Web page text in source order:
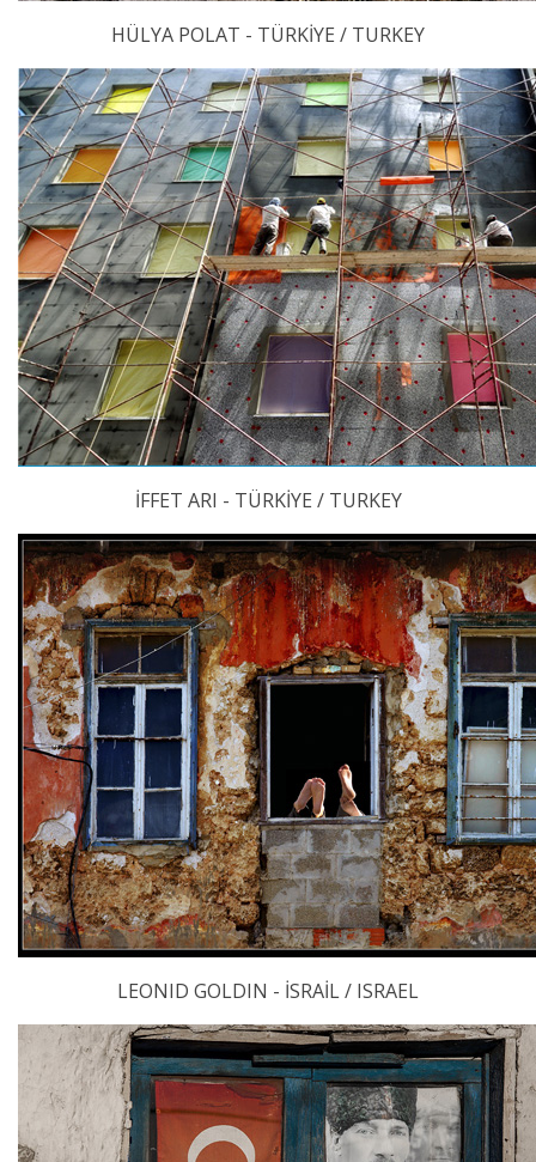
HÜLYA POLAT - TÜRKİYE / TURKEY
İFFET ARI - TÜRKİYE / TURKEY
LEONID GOLDIN - İSRAİL / ISRAEL